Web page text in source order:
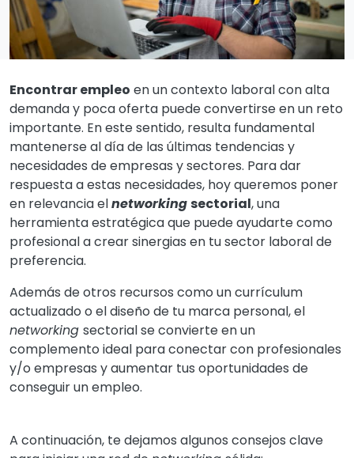
Encontrar empleo en un contexto laboral con alta
demanda y poca oferta puede convertirse en un reto
importante. En este sentido, resulta fundamental
mantenerse al día de las últimas tendencias y
necesidades de empresas y sectores. Para dar
respuesta a estas necesidades, hoy queremos poner
en relevancia elnetworking sectorial, una
herramienta estratégica que puede ayudarte como
profesional a crear sinergias en tu sector laboral de
preferencia.
Además de otros recursos como un currículum
actualizado o el diseño de tu marca personal, el
networking sectorial se convierte en un
complemento ideal para conectar con profesionales
y/o empresas y aumentar tus oportunidades de
conseguir un empleo.
A continuación, te dejamos algunos consejos clave